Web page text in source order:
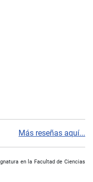
Más reseñas aquí...
en la Facultad de Ciencias